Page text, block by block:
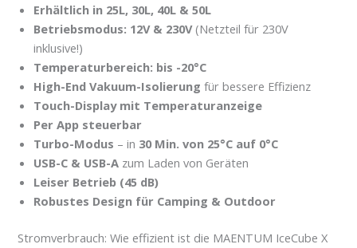
Erhältlich in 25L, 30L, 40L & 50L
Betriebsmodus: 12V & 230V(Netzteil für 230V
inklusive!)
Temperaturbereich: bis -20°C
High-End Vakuum-Isolierung für bessere Effizienz
Touch-Display mit Temperaturanzeige
Per App steuerbar
Turbo-Modus – in 30 Min. von 25°C auf 0°C
USB-C & USB-A zum Laden von Geräten
Leiser Betrieb (45 dB)
Robustes Design für Camping & Outdoor
Stromverbrauch: Wie effizient ist die MAENTUM IceCube X